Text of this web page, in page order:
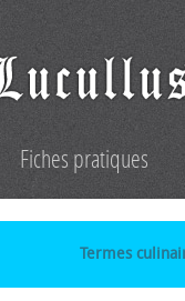
Fiches pratiques
Termes